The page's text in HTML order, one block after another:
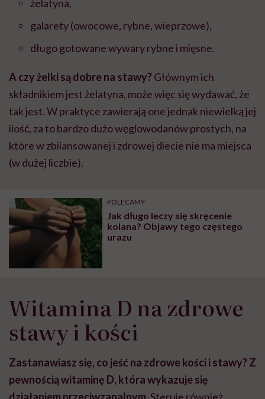
żelatyna,
galarety (owocowe, rybne, wieprzowe),
długo gotowane wywary rybne i mięsne.
A czy żelki są dobre na stawy? Głównym ich
składnikiem jest żelatyna, może więc się wydawać, że
tak jest. W praktyce zawierają one jednak niewielką jej
ilość, za to bardzo dużo węglowodanów prostych, na
które w zbilansowanej i zdrowej diecie nie ma miejsca
(w dużej liczbie).
POLECAMY
Jak długo leczy się skręcenie
kolana? Objawy tego częstego
urazu
Witamina D na zdrowe
stawy i kości
Zastanawiasz się, co jeść na zdrowe kości i stawy? Z
pewnością witaminę D, która wykazuje się